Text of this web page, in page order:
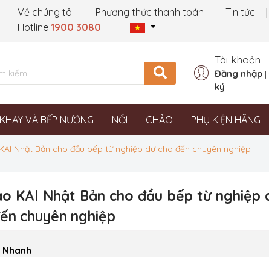
Về chúng tôi Phương thức thanh toán
Tin tức
Hotline1900 3080
Tài khoản
Đăng nhập|
ký
KHAY VÀ BẾP NƯỚNG NỒI CHẢO PHỤ KIỆN HÃNG
Nhật Bản cho đầu bếp từ nghiệp dư cho đến chuyên nghiệp
KAI Nhật Bản cho đầu bếp từ nghiệp
chuyên nghiệp